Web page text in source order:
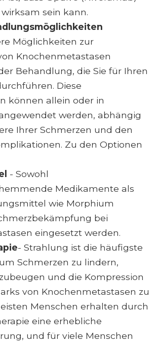
sein kann.
Möglichkeiten zur
Knochenmetastasen
Behandlung, die Sie für Ihren
Diese
können allein oder in
werden, abhängig
Ihrer Schmerzen und den
Zu den Optionen
- Sowohl
Medikamente als
wie Morphium
bei
eingesetzt werden.
- Strahlung ist die häufigste
Schmerzen zu lindern,
und die Kompression
von Knochenmetastasen zu
Menschen erhalten durch
eine erhebliche
und für viele Menschen